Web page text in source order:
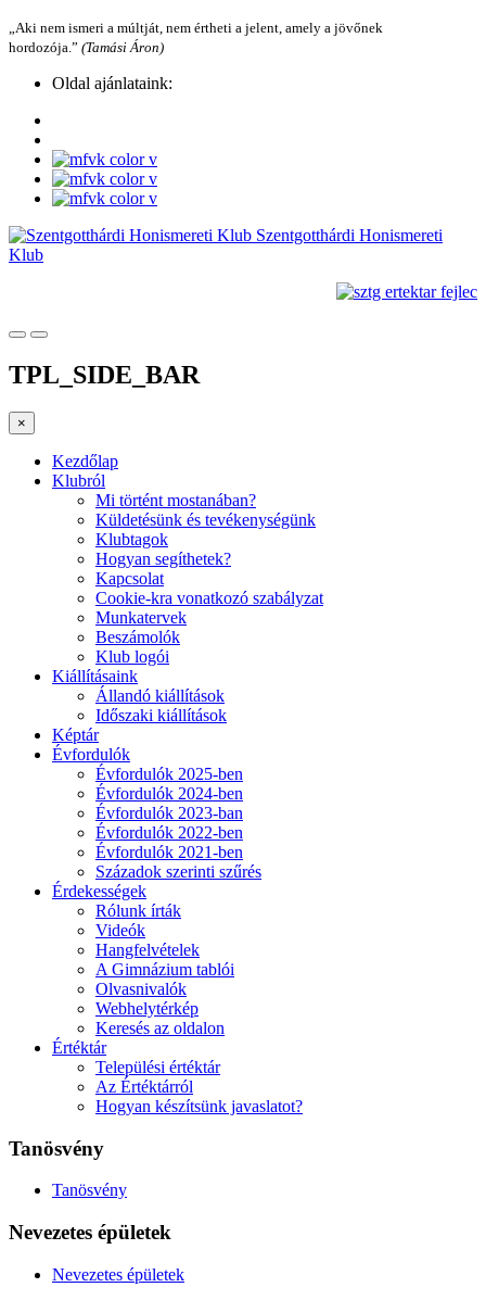
„Aki nem ismeri a múltját, nem értheti a jelent, amely a jövőnek
hordozója.” (Tamási Áron)
Oldal ajánlataink:
Szentgotthárdi Honismereti
Klub
TPL_SIDE_BAR
×
Kezdőlap
Klubról
Mi történt mostanában?
Küldetésünk és tevékenységünk
Klubtagok
Hogyan segíthetek?
Kapcsolat
Cookie-kra vonatkozó szabályzat
Munkatervek
Beszámolók
Klub logói
Kiállításaink
Állandó kiállítások
Időszaki kiállítások
Képtár
Évfordulók
Évfordulók 2025-ben
Évfordulók 2024-ben
Évfordulók 2023-ban
Évfordulók 2022-ben
Évfordulók 2021-ben
Századok szerinti szűrés
Érdekességek
Rólunk írták
Videók
Hangfelvételek
A Gimnázium tablói
Olvasnivalók
Webhelytérkép
Keresés az oldalon
Értéktár
Települési értéktár
Az Értéktárról
Hogyan készítsünk javaslatot?
Tanösvény
Tanösvény
Nevezetes épületek
Nevezetes épületek